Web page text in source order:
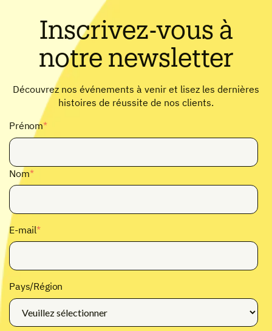
Inscrivez-vous à
notre newsletter
Découvrez nos événements à venir et lisez les dernières
histoires de réussite de nos clients.
Prénom*
Nom*
E-mail*
Pays/Région